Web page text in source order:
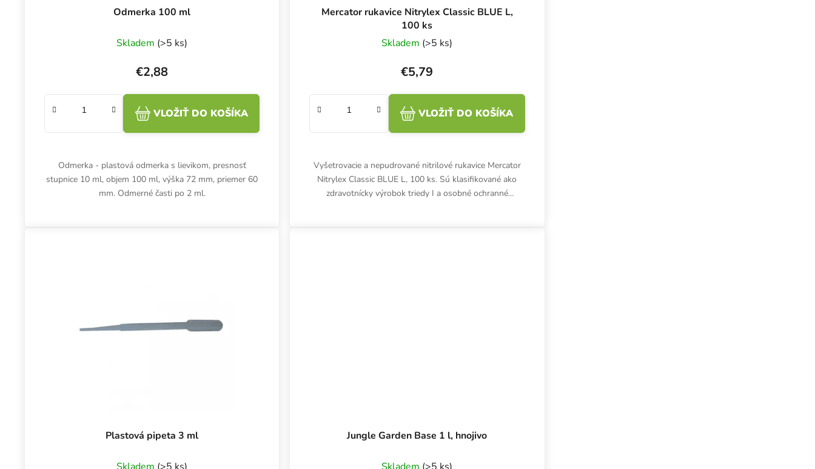
Odmerka 100 ml
Skladem (>5 ks)
€2,88
VLOŽIŤ DO KOŠÍKA
Odmerka - plastová odmerka s lievikom, presnosť
stupnice 10 ml, objem 100 ml, výška 72 mm, priemer 60
mm. Odmerné časti po 2 ml.
Mercator rukavice Nitrylex Classic BLUE L,
100 ks
Skladem (>5 ks)
€5,79
VLOŽIŤ DO KOŠÍKA
Vyšetrovacie a nepudrované nitrilové rukavice Mercator
Nitrylex Classic BLUE L, 100 ks. Sú klasifikované ako
zdravotnícky výrobok triedy I a osobné ochranné
Plastová pipeta 3 ml Jungle Garden Base 1 l, hnojivo